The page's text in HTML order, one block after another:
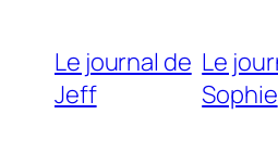
Le journal de
Jeff
Le
Sophie